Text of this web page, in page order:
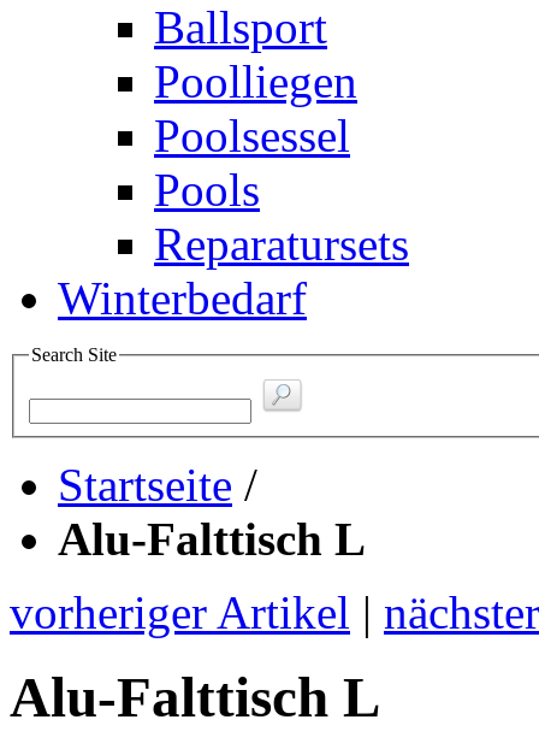
Ballsport
Poolliegen
Poolsessel
Pools
Reparatursets
Winterbedarf
Search Site
Startseite /
Alu-Falttisch L
vorheriger Artikel |
Alu-Falttisch L